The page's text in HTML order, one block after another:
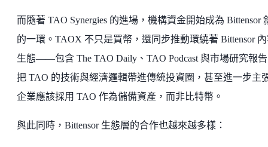
而隨著 TAO Synergies 的進場，機構資金開始成為 Bittensor
的一環。TAOX 不只是買幣，還同步推動環繞著 Bittensor
生態——包含 The TAO Daily、TAO Podcast 與市場研究報
把 TAO 的技術與經濟邏輯帶進傳統投資圈，甚至進一步主
企業應該採用 TAO 作為儲備資產，而非比特幣。
與此同時，Bittensor 生態層的合作也越來越多樣：